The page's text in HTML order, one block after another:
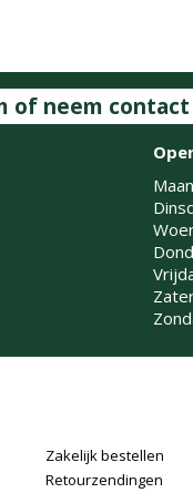
of neem
Zakelijk bestellen
Retourzendingen